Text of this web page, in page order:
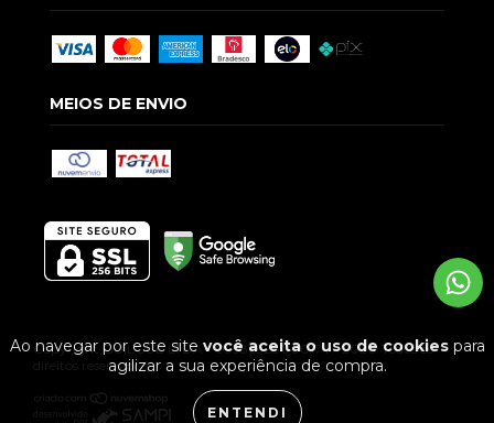
Ao navegar por este sitevocê aceita o uso de cookiespara
agilizar a sua experiência de compra.
ENTENDI
MEIOS DE ENVIO
Copyright GUILGUE LTDA - 09586928000174 - 2026. Todos os
direitos reservados.